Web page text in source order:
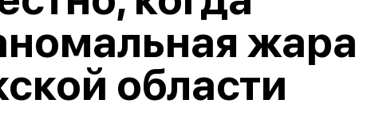
жара
области